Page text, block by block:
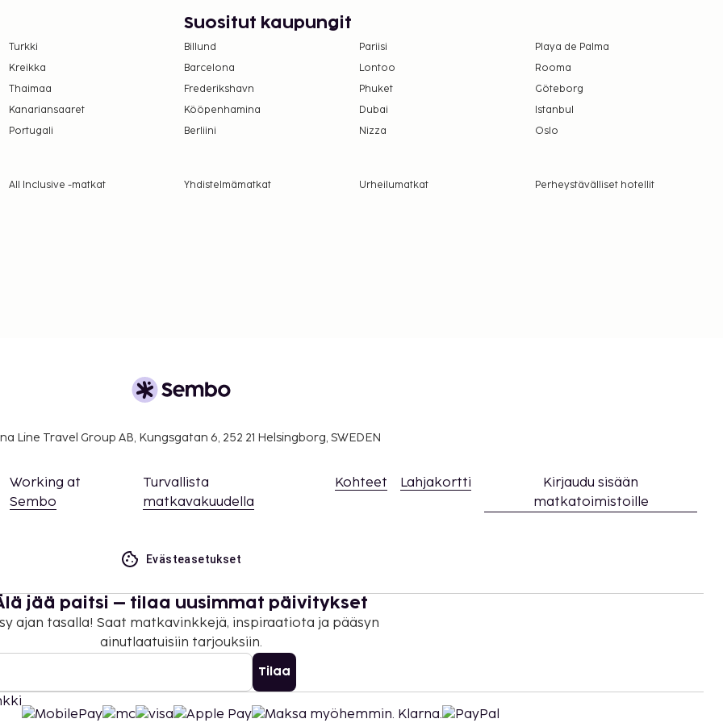
eivät
voi ylittää 1000
Saat lisätietoja
huoneita, joiden
yhteyttä
Turkki
Kreikka
Thaimaa
Kanariansaaret
Portugali
Suositut kaupungit
Billund Pariisi
Playa de Palma
Barcelona
Lontoo
Rooma
Frederikshavn
Phuket
Göteborg
Kööpenhamina
Dubai
Istanbul
Berliini
Nizza Oslo
All Inclusive -matkat Yhdistelmämatkat Urheilumatkat
Perheystävälliset hotellit
Line Travel Group AB, Kungsgatan 6, 252 21 Helsingborg, SWEDEN
Working at
Sembo
Turvallista
matkavakuudella
Kohteet Lahjakortti
Kirjaudu sisään
matkatoimistoille
Evästeasetukset
jää paitsi – tilaa uusimmat päivitykset
ajan tasalla! Saat matkavinkkejä, inspiraatiota ja pääsyn
ainutlaatuisiin tarjouksiin.
Tilaa